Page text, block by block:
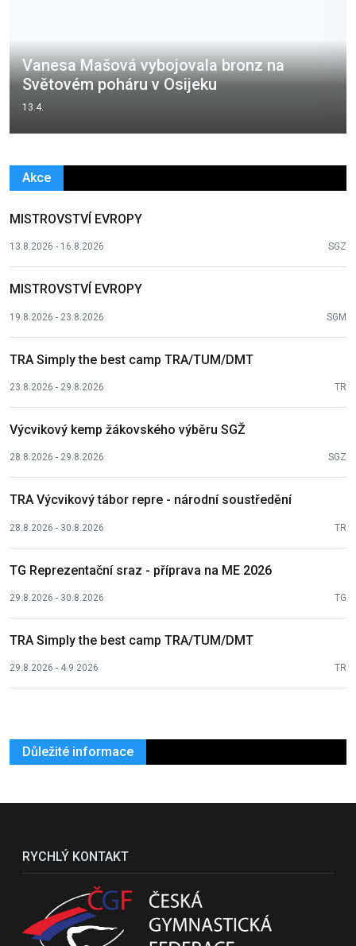
Vanesa Mašová vybojovala bronz na
Světovém poháru v Osijeku
13.4.
Akce
MISTROVSTVÍ EVROPY
13.8.2026 - 16.8.2026 SGZ
MISTROVSTVÍ EVROPY
19.8.2026 - 23.8.2026 SGM
TRA Simply the best camp TRA/TUM/DMT
23.8.2026 - 29.8.2026 TR
Výcvikový kemp žákovského výběru SGŽ
28.8.2026 - 29.8.2026 SGZ
TRA Výcvikový tábor repre - národní soustředění
28.8.2026 - 30.8.2026 TR
TG Reprezentační sraz - příprava na ME 2026
29.8.2026 - 30.8.2026 TG
TRA Simply the best camp TRA/TUM/DMT
29.8.2026 - 4.9.2026 TR
Důležité informace
RYCHLÝ KONTAKT